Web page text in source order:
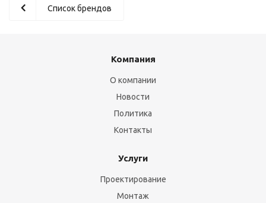
Список брендов
Компания
О компании
Новости
Политика
Контакты
Услуги
Проектирование
Монтаж